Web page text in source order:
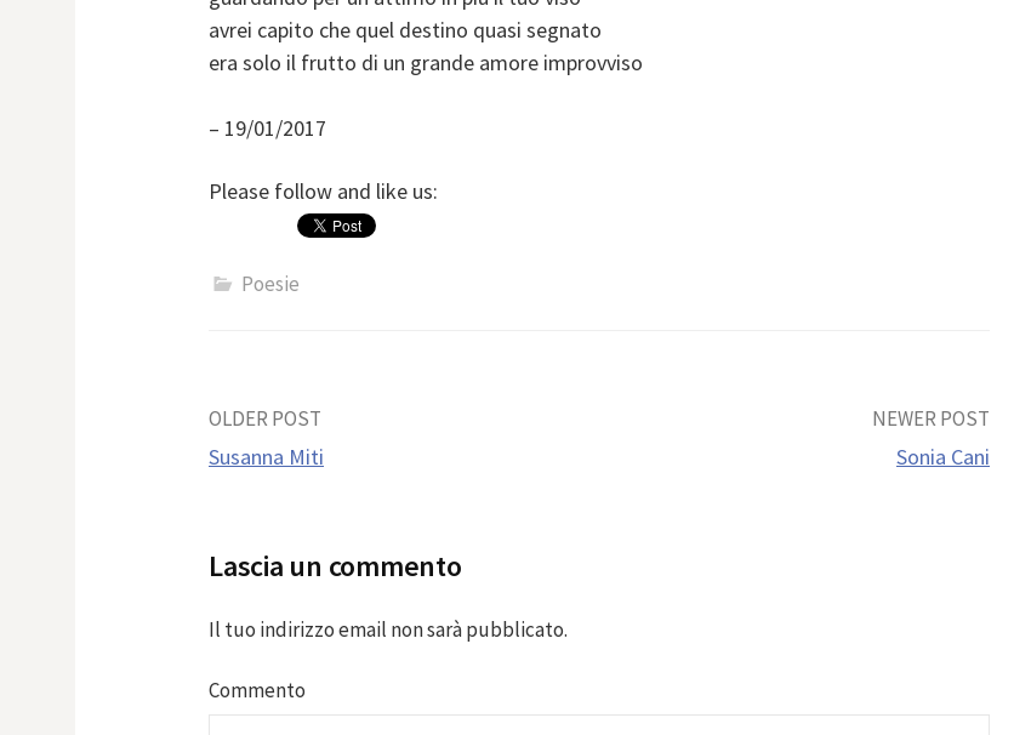
avrei capito che quel destino quasi segnato
era solo il frutto di un grande amore improvviso
– 19/01/2017
Please follow and like us:
Poesie
Post
OLDER POST
Susanna Miti
NEWER POST
Sonia Cani
Lascia un commento
Il tuo indirizzo email non sarà pubblicato.
Commento